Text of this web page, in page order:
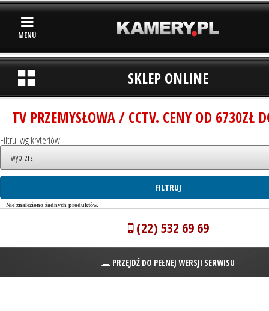
MENU
SKLEP ONLINE
TV PRZEMYSŁOWA / CCTV. CENY OD 6730ZŁ
Filtruj wg kryteriów:
Nie znaleziono żadnych produktów.
(22) 532 69 69
PRZEJDŹ DO PEŁNEJ WERSJI SERWISU